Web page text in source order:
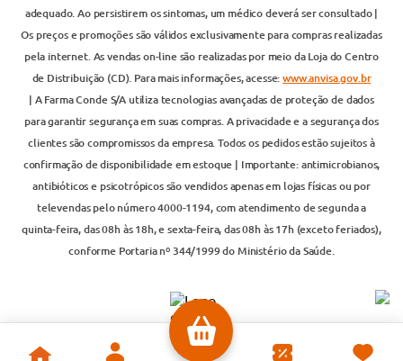
adequado. Ao persistirem os sintomas, um médico deverá ser consultado |
Os preços e promoções são válidos exclusivamente para compras realizadas
pela internet. As vendas on-line são realizadas por meio da Loja do Centro
de Distribuição (CD). Para mais informações, acesse:www.anvisa.gov.br
| A Farma Conde S/A utiliza tecnologias avançadas de proteção de dados
para garantir segurança em suas compras. A privacidade e a segurança dos
clientes são compromissos da empresa. Todos os pedidos estão sujeitos à
confirmação de disponibilidade em estoque | Importante: antimicrobianos,
antibióticos e psicotrópicos são vendidos apenas em lojas físicas ou por
televendas pelo número 4000-1194, com atendimento de segunda a
quinta-feira, das 08h às 18h, e sexta-feira, das 08h às 17h (exceto feriados),
conforme Portaria nº 344/1999 do Ministério da Saúde.